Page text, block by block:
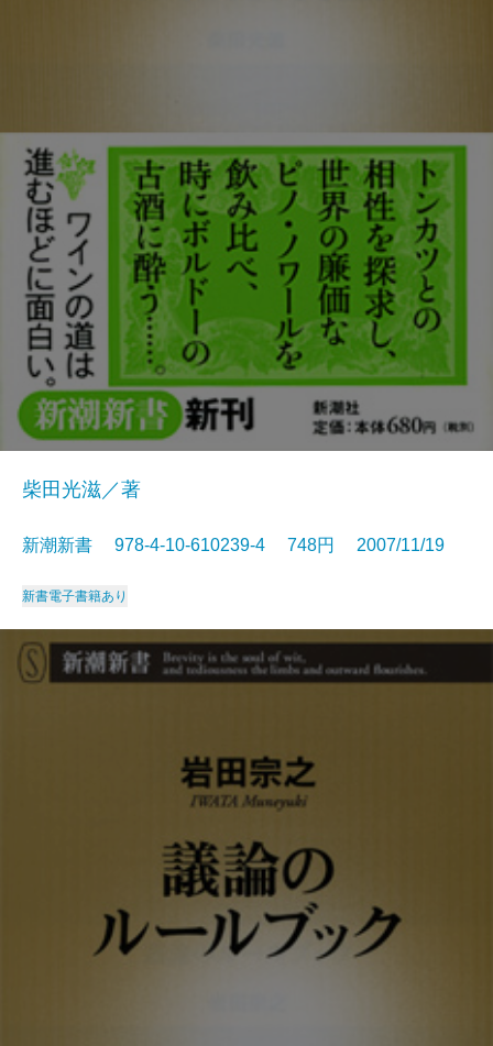
柴田光滋／著
新潮新書 978-4-10-610239-4 748円 2007/11/19
新書電子書籍あり